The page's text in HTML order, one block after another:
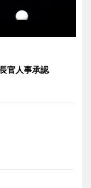
官人事承認